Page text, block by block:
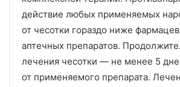
действие любых применяемых
от чесотки гораздо ниже
аптечных препаратов.
лечения чесотки — не менее 5
от применяемого препарата.